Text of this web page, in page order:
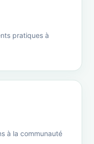
pratiques à
à la communauté